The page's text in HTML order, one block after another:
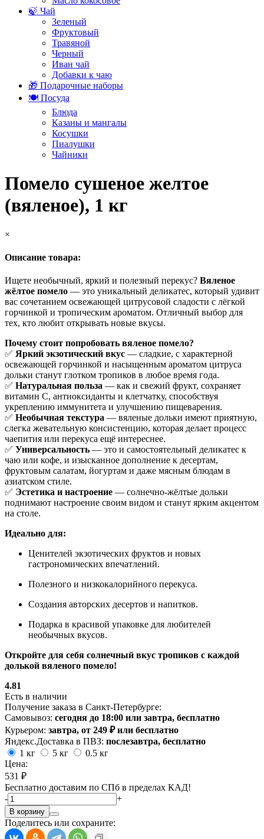
🍃 Чай
Зеленый
Фруктовый
Травяной
Черный
Иван чай
Добавки к чаю
🎁 Подарочные наборы
🍽️ Посуда
Блюда
Казаны и мангалы
Косушки
Пиалушки
Чайники
Помело сушеное желтое
(вяленое), 1 кг
×
Описание товара:
Ищете необычный, яркий и полезный перекус? Вяленое
жёлтое помело — это уникальный деликатес, который удивит
вас сочетанием освежающей цитрусовой сладости с лёгкой
горчинкой и тропическим ароматом. Отличный выбор для
тех, кто любит открывать новые вкусы.
Почему стоит попробовать вяленое помело?
✅ Яркий экзотический вкус — сладкие, с характерной
освежающей горчинкой и насыщенным ароматом цитруса
дольки станут глотком тропиков в любое время года.
✅ Натуральная польза — как и свежий фрукт, сохраняет
витамин С, антиоксиданты и клетчатку, способствуя
укреплению иммунитета и улучшению пищеварения.
✅ Необычная текстура — вяленые дольки имеют приятную,
слегка жевательную консистенцию, которая делает процесс
чаепития или перекуса ещё интереснее.
✅ Универсальность — это и самостоятельный деликатес к
чаю или кофе, и изысканное дополнение к десертам,
фруктовым салатам, йогуртам и даже мясным блюдам в
азиатском стиле.
✅ Эстетика и настроение — солнечно-жёлтые дольки
поднимают настроение своим видом и станут ярким акцентом
на столе.
Идеально для:
Ценителей экзотических фруктов и новых
гастрономических впечатлений.
Полезного и низкокалорийного перекуса.
Создания авторских десертов и напитков.
Подарка в красивой упаковке для любителей
необычных вкусов.
Откройте для себя солнечный вкус тропиков с каждой
долькой вяленого помело!
4.81
Есть в наличии
Получение заказа в Санкт-Петербурге:
Самовывоз: сегодня до 18:00 или завтра, бесплатно
Курьером: завтра, от 249 ₽ или бесплатно
Яндекс.Доставка в ПВЗ: послезавтра, бесплатно
1 кг
5 кг
0.5 кг
Цена:
531 ₽
Бесплатно доставим по СПб в пределах КАД!
-
+
В корзину
Поделитесь или сохраните: